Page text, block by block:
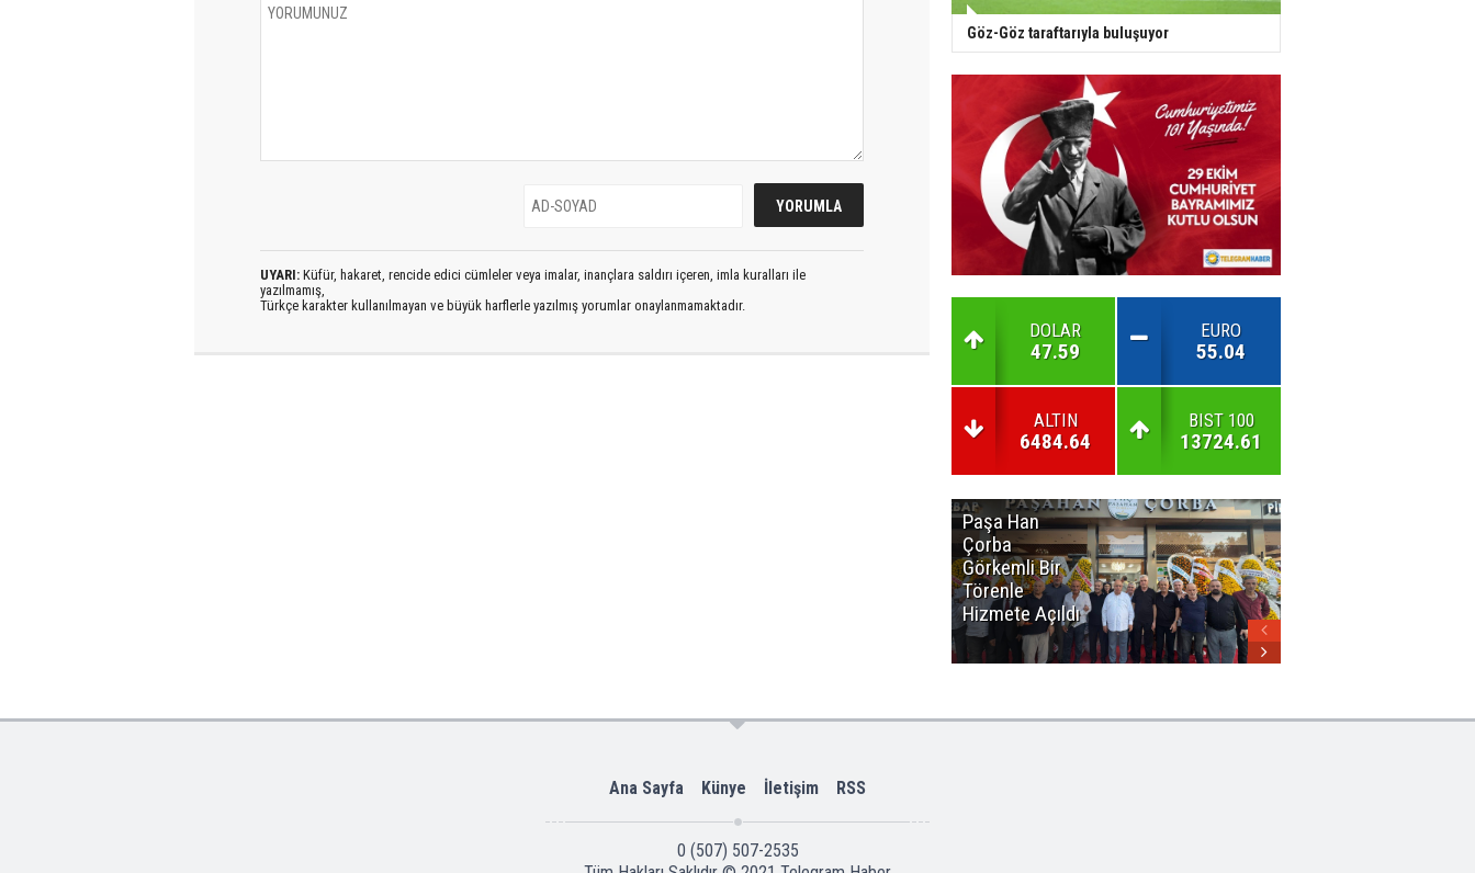
UYARI: Küfür, hakaret, rencide edici cümleler veya imalar, inançlara saldırı içeren, imla kuralları ile
yazılmamış,
Türkçe karakter kullanılmayan ve büyük harflerle yazılmış yorumlar onaylanmamaktadır.
Göz-Göz taraftarıyla buluşuyor
DOLAR
47.59
EURO
55.04
ALTIN
6484.64
BIST 100
13724.61
Paşa Han
Çorba
Görkemli Bir
Törenle
Hizmete Açıldı
Ana Sayfa Künye İletişim RSS
0 (507) 507-2535